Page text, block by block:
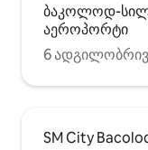
ბაკოლოდ-
აეროპორტი
6
SM City